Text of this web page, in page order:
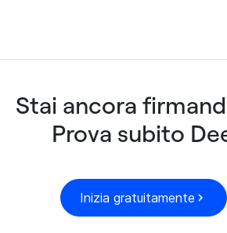
Stai ancora
Prova subito
Inizia gratuitamente